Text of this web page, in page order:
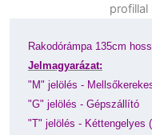
profillal
Rakodórámpa 135cm
Jelmagyarázat:
"M" jelölés -
"G" jelölés - Gépszállító
"T" jelölés - Kéttengelyes